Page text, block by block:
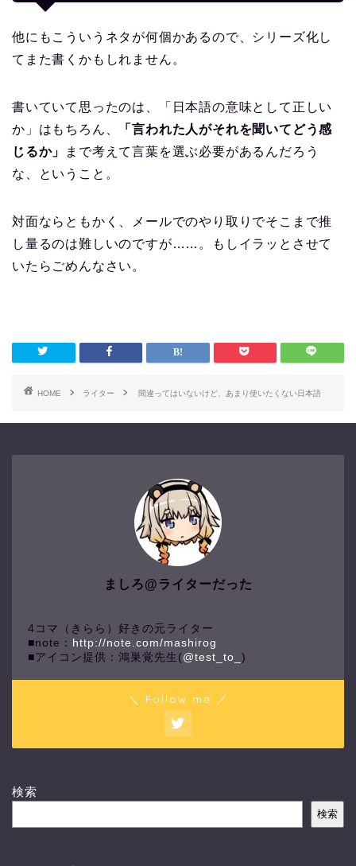
他にもこういうネタが何個かあるので、シリーズ化し
てまた書くかもしれません。
書いていて思ったのは、「日本語の意味として正しい
か」はもちろん、
「言われた人がそれを聞いてどう感
じるか」
まで考えて言葉を選ぶ必要があるんだろう
な、ということ。
対面ならともかく、メールでのやり取りでそこまで推
し量るのは難しいのですが……。もしイラッとさせて
いたらごめんなさい。
HOME ライター 間違ってはいないけど、あまり使いたくない日本語
ましろ@ライターだった
4コマ（きらら）好きの元ライター
■note： http://note.com/mashirog
■アイコン提供：鴻巣覚先生( @test_to_ )
＼ Follow me ／
検索
検索